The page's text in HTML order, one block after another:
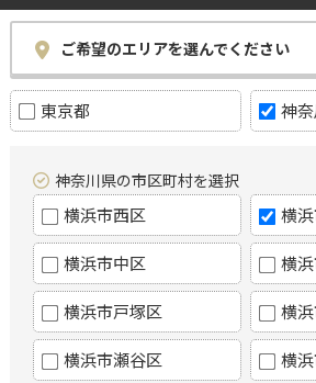
ご希望のエリアを選んでください
東京都 神
神奈川県の市区町村を選択
横浜市西区 横
横浜市中区 横
横浜市戸塚区 横
横浜市瀬谷区 横